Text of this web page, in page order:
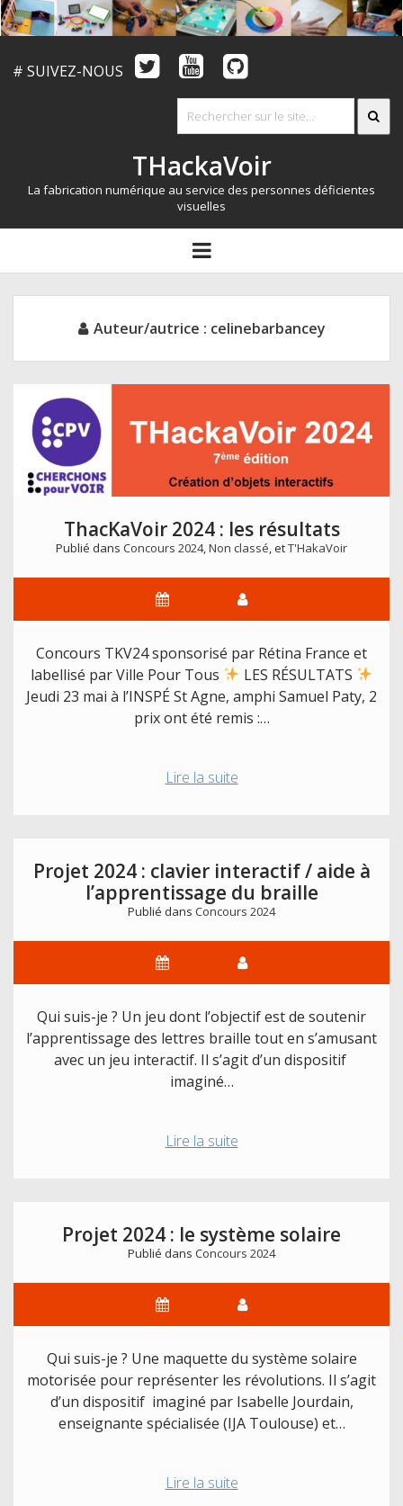
# SUIVEZ-NOUS
THackaVoir
La fabrication numérique au service des personnes déficientes
visuelles
ARTICLES
LE CONCOURS
RESSOURCES
open
menu
Auteur/autrice : celinebarbancey
ThacKaVoir 2024 : les résultats
Publié dans Concours 2024,Non classé, etT'HakaVoir
Concours TKV24 sponsorisé par Rétina France et
labellisé par Ville Pour Tous
LES RÉSULTATS
Jeudi 23 mai à l’INSPÉ St Agne, amphi Samuel Paty, 2
prix ont été remis :…
Lire la suiteThacKaVoir
résultats
Projet 2024 : clavier interactif / aide à
l’apprentissage du braille
Publié dans Concours 2024
Qui suis-je ? Un jeu dont l’objectif est de soutenir
l’apprentissage des lettres braille tout en s’amusant
avec un jeu interactif. Il s’agit d’un dispositif
imaginé…
Lire la suiteProjet
interactif
/
l’apprentissage
braille
Projet 2024 : le système solaire
Publié dans Concours 2024
Qui suis-je ? Une maquette du système solaire
motorisée pour représenter les révolutions. Il s’agit
d’un dispositif imaginé par Isabelle Jourdain,
enseignante spécialisée (IJA Toulouse) et…
Lire la suiteProjet